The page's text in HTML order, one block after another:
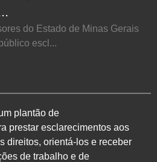
do Estado de Minas Gerais
escl...
plantão de
prestar esclarecimentos aos
direitos, orientá-los e receber
de trabalho e de